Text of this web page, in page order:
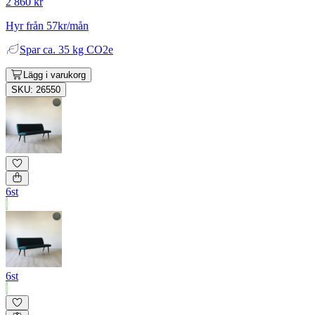
Hyr från 57kr/mån
Spar ca. 35 kg CO2e
Lägg i varukorg
SKU: 26550
6st
6st